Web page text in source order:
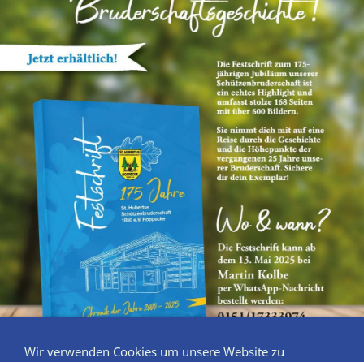
Wir verwenden Cookies um unsere Website zu